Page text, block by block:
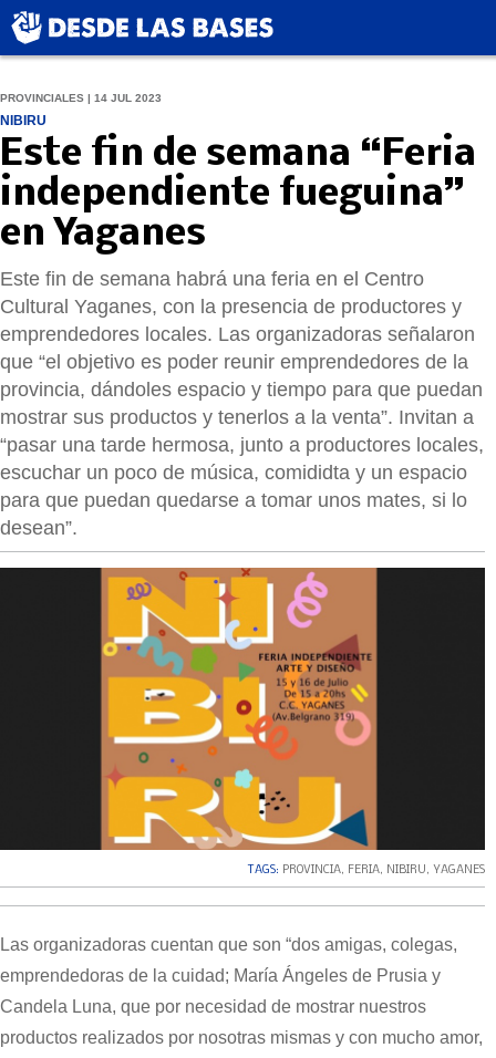
PROVINCIALES | 14 JUL 2023
NIBIRU
Este fin de semana “Feria
independiente fueguina”
en Yaganes
Este fin de semana habrá una feria en el Centro
Cultural Yaganes, con la presencia de productores y
emprendedores locales. Las organizadoras señalaron
que “el objetivo es poder reunir emprendedores de la
provincia, dándoles espacio y tiempo para que puedan
mostrar sus productos y tenerlos a la venta”. Invitan a
“pasar una tarde hermosa, junto a productores locales,
escuchar un poco de música, comididta y un espacio
para que puedan quedarse a tomar unos mates, si lo
desean”.
TAGS: PROVINCIA, FERIA, NIBIRU, YAGANES
Las organizadoras cuentan que son “dos amigas, colegas,
emprendedoras de la cuidad; María Ángeles de Prusia y
Candela Luna, que por necesidad de mostrar nuestros
productos realizados por nosotras mismas y con mucho amor,